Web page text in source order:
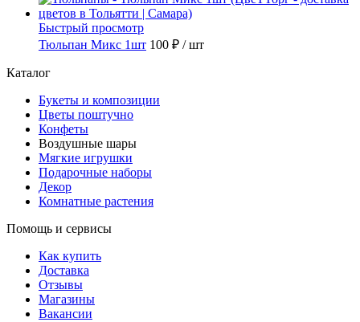
Быстрый просмотр
Тюльпан Микс 1шт 100 ₽ / шт
Каталог
Букеты и композиции
Цветы поштучно
Конфеты
Воздушные шары
Мягкие игрушки
Подарочные наборы
Декор
Комнатные растения
Помощь и сервисы
Как купить
Доставка
Отзывы
Магазины
Вакансии